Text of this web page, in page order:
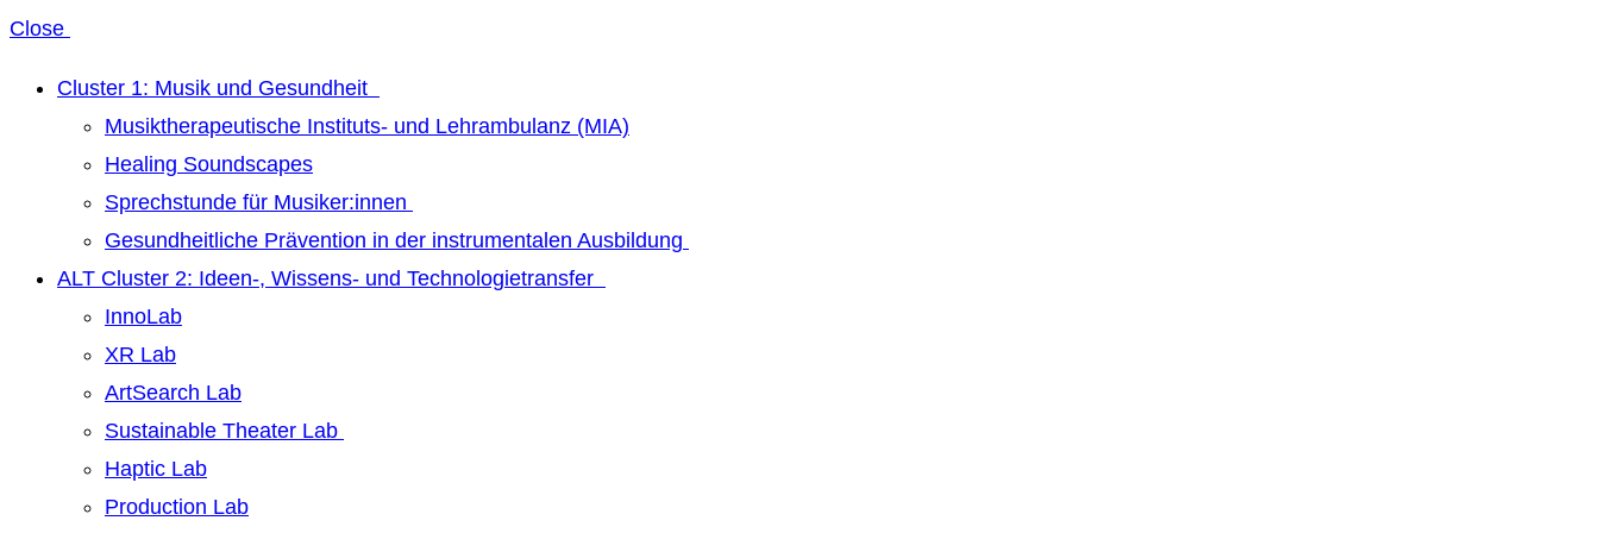
Close
Cluster 1: Musik und Gesundheit
Musiktherapeutische Instituts- und Lehrambulanz (MIA)
Healing Soundscapes
Sprechstunde für Musiker:innen
Gesundheitliche Prävention in der instrumentalen Ausbildung
ALT Cluster 2: Ideen-, Wissens- und Technologietransfer
InnoLab
XR Lab
ArtSearch Lab
Sustainable Theater Lab
Haptic Lab
Production Lab